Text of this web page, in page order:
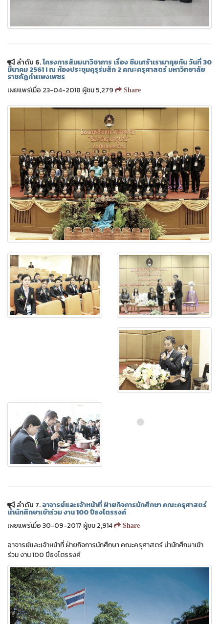
ลำดับ 6.โครงการสัมมนาวิชาการ เรื่อง ซึมเศร้าเรามาคุยกัน วันที่ 30
มีนาคม 2561 I ณ ห้องประชุมคุรุร่มสัก 2 คณะครุศาสตร์ มหาวิทยาลัย
ราชภัฏกำเเพงเพชร
เผยแพร่เมื่อ 23-04-2018 ผู้ชม 5,279
Share
ลำดับ 7.อาจารย์และเจ้าหน้าที่ ฝ่ายกิจการนักศึกษา คณะครุศาสตร์
นำนักศึกษาเข้าร่วม งาน 100 ปีธงไตรรงค์
เผยแพร่เมื่อ 30-09-2017 ผู้ชม 2,914
Share
อาจารย์และเจ้าหน้าที่ ฝ่ายกิจการนักศึกษา คณะครุศาสตร์ นำนักศึกษาเข้า
ร่วม งาน 100 ปีธงไตรรงค์
❅